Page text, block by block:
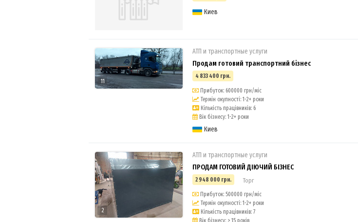
Киев
11
АТП и транспортные услуги
Продам готовий транспортний бізнес
4 833 400 грн.
Прибуток: 600000 грн/міс
Термін окупності: 1-2+ роки
Кількість працівників: 6
Вік бізнесу: 1-2+ роки
Киев
2
АТП и транспортные услуги
ПРОДАМ ГОТОВИЙ ДІЮЧИЙ БІЗНЕС
2 948 000 грн. Торг
Прибуток: 500000 грн/міс
Термін окупності: 1-2+ роки
Кількість працівників: 7
Вік бізнесу: > 15 років